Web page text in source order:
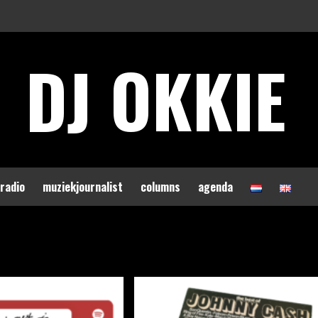
DJ OKKIE
muziekjournalist columns agenda